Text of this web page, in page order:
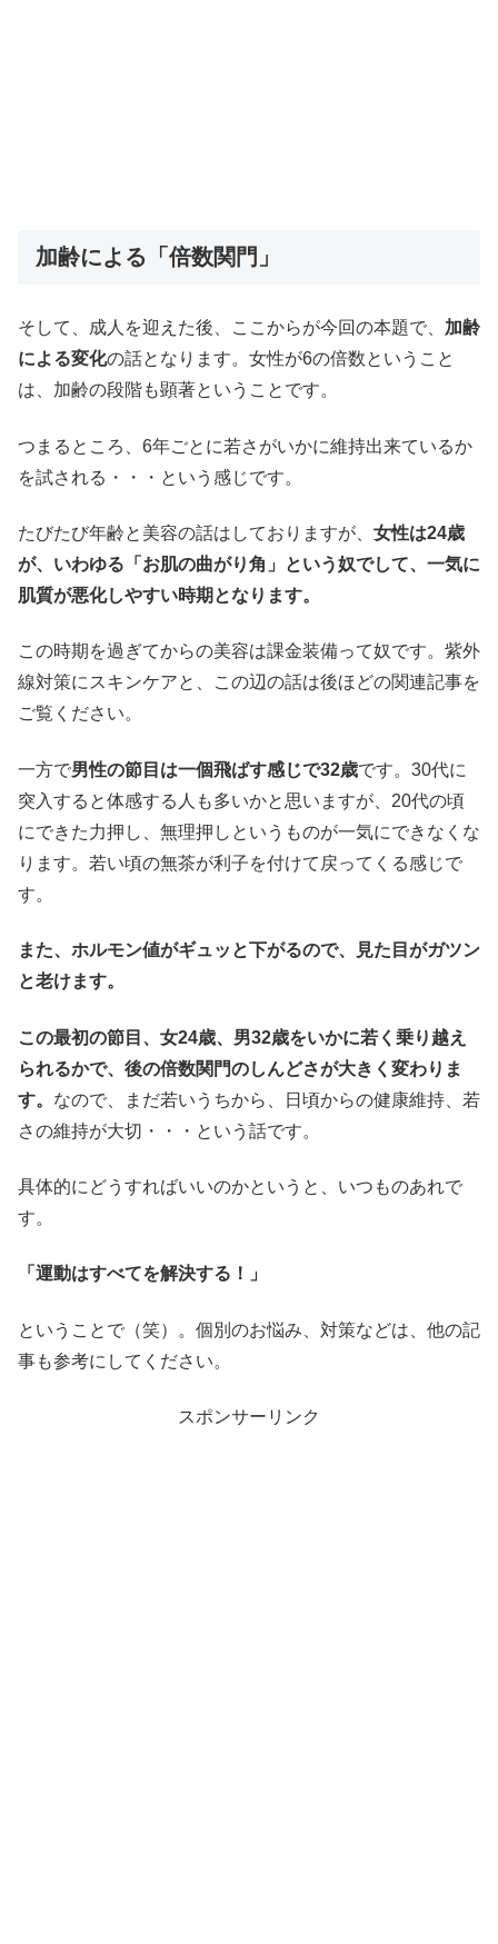
加齢による「倍数関門」
そして、成人を迎えた後、ここからが今回の本題で、 加齢
による変化の話となります。女性が6の倍数ということ
は、加齢の段階も顕著ということです。
つまるところ、6年ごとに若さがいかに維持出来ているか
を試される・・・という感じです。
たびたび年齢と美容の話はしておりますが、 女性は24歳
が、いわゆる「お肌の曲がり角」という奴でして、一気に
肌質が悪化しやすい時期となります。
この時期を過ぎてからの美容は課金装備って奴です。紫外
線対策にスキンケアと、この辺の話は後ほどの関連記事を
ご覧ください。
一方で男性の節目は一個飛ばす感じで32歳です。30代に
突入すると体感する人も多いかと思いますが、20代の頃
にできた力押し、無理押しというものが一気にできなくな
ります。若い頃の無茶が利子を付けて戻ってくる感じで
す。
また、ホルモン値がギュッと下がるので、見た目がガツン
と老けます。
この最初の節目、女24歳、男32歳をいかに若く乗り越え
られるかで、後の倍数関門のしんどさが大きく変わりま
す。 なので、まだ若いうちから、日頃からの健康維持、若
さの維持が大切・・・という話です。
具体的にどうすればいいのかというと、いつものあれで
す。
「運動はすべてを解決する！」
ということで（笑）。個別のお悩み、対策などは、他の記
事も参考にしてください。
スポンサーリンク